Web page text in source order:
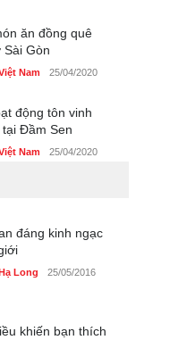
ăn đồng quê
Gòn
Nam 25/04/2020
động tôn vinh
tại Đầm Sen
Nam 25/04/2020
Nam
Nam 25/04/2020
đáng kinh ngạc
Long 25/05/2016
khiến bạn thích